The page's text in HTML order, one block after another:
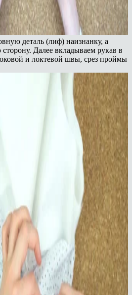
деталь (лиф) наизнанку, а
Далее вкладываем рукав в
и локтевой швы, срез проймы